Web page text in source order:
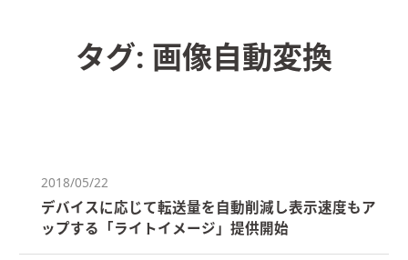
タグ: 画像自動変換
2018/05/22
デバイスに応じて転送量を自動削減し表示速度もア
ップする「ライトイメージ」提供開始